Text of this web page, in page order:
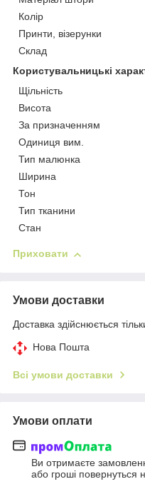
Колір
Принти, візерунки
Склад
Користувальницькі
Щільність
Висота
За призначенням
Одиниця вим.
Тип малюнка
Ширина
Тон
Тип тканини
Стан
Приховати
Умови доставки
Доставка здійснюється
Нова Пошта
Всі умови доставки
Умови оплати
Ви отримаєте
або гроші повернуться